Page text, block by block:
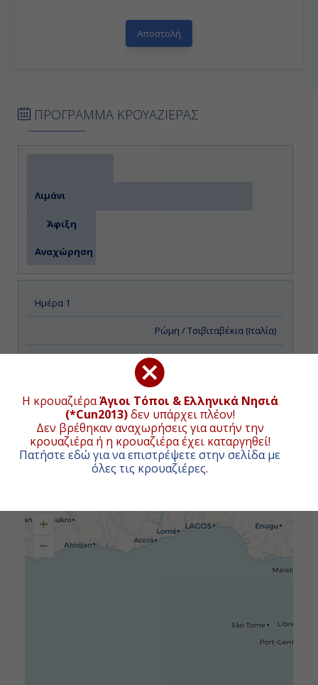
Η κρουαζιέραΆγιοι Τόποι & Ελληνικά Νησιά
(*Cun2013)δεν υπάρχει πλέον!
Δεν βρέθηκαν αναχωρήσεις για αυτήν την
κρουαζιέρα ή η κρουαζιέρα έχει καταργηθεί!
Πατήστε εδώ για να επιστρέψετε στην σελίδα με
όλες τις κρουαζιέρες.
ΠΡΟΓΡΑΜΜΑ ΚΡΟΥΑΖΙΕΡΑΣ
Λιμάνι
Άφιξη
Αναχώρηση
Ημέρα 1
Ρώμη / Τσιβιταβέκια (Ιταλία)
-
Επιβίβαση
Ημέρα 2
Εν Πλω
-
ΧΑΡΤΗΣ ΚΡΟΥΑΖΙΕΡΑΣ
+
−